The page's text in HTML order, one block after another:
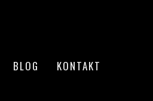
BLOG KONTAKT